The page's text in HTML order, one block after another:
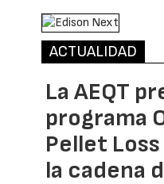
ACTUALIDAD
La AEQT
programa
Pellet
la cadena